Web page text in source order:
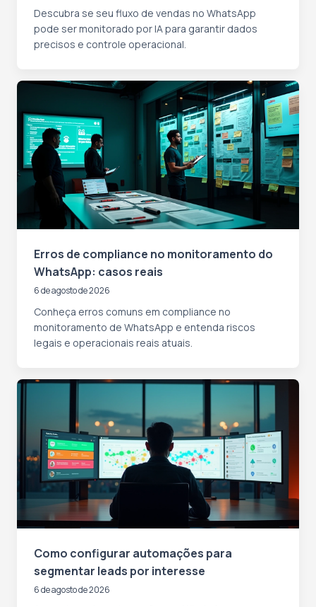
Descubra se seu fluxo de vendas no WhatsApp
pode ser monitorado por IA para garantir dados
precisos e controle operacional.
Erros de compliance no monitoramento do
WhatsApp: casos reais
6 de agosto de 2026
Conheça erros comuns em compliance no
monitoramento de WhatsApp e entenda riscos
legais e operacionais reais atuais.
Como configurar automações para
segmentar leads por interesse
6 de agosto de 2026